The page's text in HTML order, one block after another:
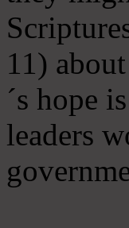
11)
´s hope
leaders